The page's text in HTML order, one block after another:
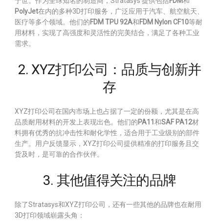
PolyJet在内的多种3D打印服务，广泛应用于汽车、航空航天、
医疗等多个领域。他们的FDM TPU 92A和FDM Nylon CF10等耐
用材料，实现了高强度和灵活性的完美结合，满足了各种工业
需求。
2. XYZ打印公司：品质与创新并
存
XYZ打印公司在国内市场上也占据了一定的份额，尤其是在高
品质耐用材料的开发上表现出色。他们的PA11 和SAF PA12材
料拥有优秀的抗冲击性和耐化学性，适合用于工业级别的部件
生产。用户反馈显示，XYZ打印公司提供精准的打印服务且交
货及时，是可靠的合作伙伴。
3. 其他值得关注的品牌
除了Stratasys和XYZ打印公司，还有一些其他的品牌也在耐用
3D打印领域崭露头角：